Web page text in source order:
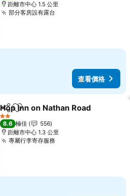
距離市中心 1.5 公里
部分客房設有露台
查看價格
分享 放到收藏夾
Hop Inn on Nathan Road
2 星級
8.6 極佳
556
距離市中心 1.3 公里
專屬行李寄存服務